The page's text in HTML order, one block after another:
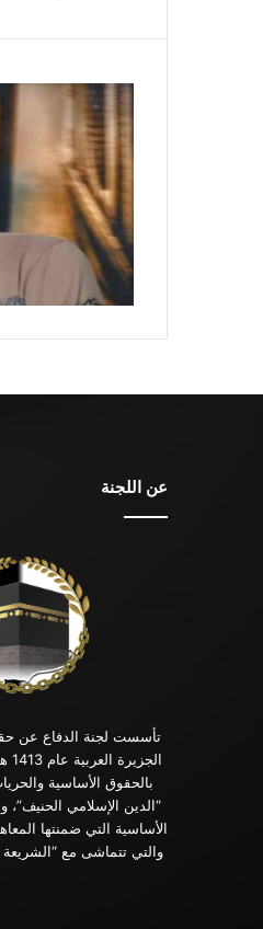
عن اللجنة
تأسست لجنة الدفاع عن
بالحقوق الأساسية
“الدين الإسلامي
الأساسية التي ضمنتها
والتي تتماشى مع “الشريعة